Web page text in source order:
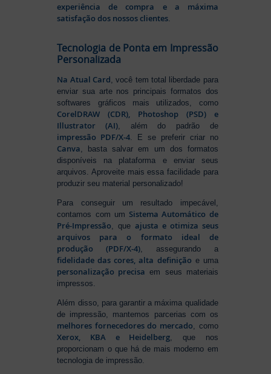
experiência de compra e a máxima
satisfação dos nossos clientes.
Tecnologia de Ponta em Impressão
Personalizada
Na Atual Card, você tem total liberdade para
enviar sua arte nos principais formatos dos
softwares gráficos mais utilizados, como
CorelDRAW (CDR), Photoshop (PSD) e
Illustrator (AI), além do padrão de
impressão PDF/X-4. E se preferir criar no
Canva, basta salvar em um dos formatos
disponíveis na plataforma e enviar seus
arquivos. Aproveite mais essa facilidade para
produzir seu material personalizado!
Para conseguir um resultado impecável,
contamos com um Sistema Automático de
Pré-Impressão , queajusta e otimiza seus
arquivos para o formato ideal de
produção (PDF/X-4) , assegurando a
fidelidade das cores, alta definição e uma
personalização precisa em seus materiais
impressos.
Além disso, para garantir a máxima qualidade
de impressão, mantemos parcerias com os
melhores fornecedores do mercado , como
Xerox, KBA e Heidelberg , que nos
proporcionam o que há de mais moderno em
tecnologia de impressão.